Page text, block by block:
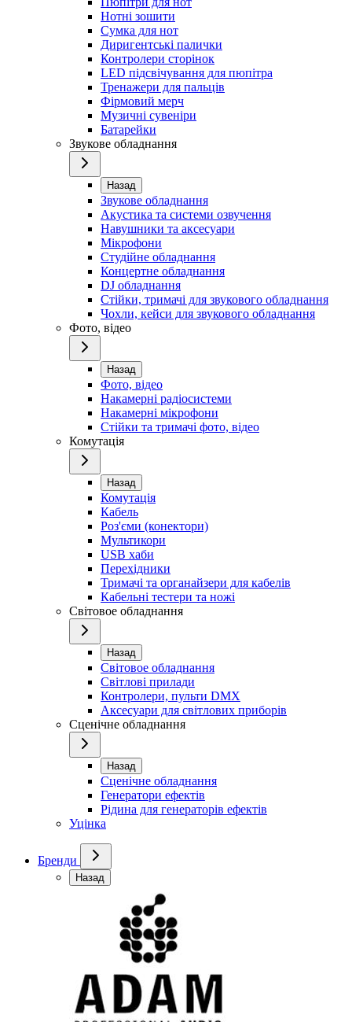
Нотні зошити
Сумка для нот
Диригентські палички
Контролери сторінок
LED підсвічування для пюпітра
Тренажери для пальців
Фірмовий мерч
Музичні сувеніри
Батарейки
Звукове обладнання
Назад
Звукове обладнання
Акустика та системи озвучення
Навушники та аксесуари
Мікрофони
Студійне обладнання
Концертне обладнання
DJ обладнання
Стійки, тримачі для звукового обладнання
Чохли, кейси для звукового обладнання
Фото, відео
Назад
Фото, відео
Накамерні радіосистеми
Накамерні мікрофони
Стійки та тримачі фото, відео
Комутація
Назад
Комутація
Кабель
Роз'єми (конектори)
Мультикори
USB хаби
Перехідники
Тримачі та органайзери для кабелів
Кабельні тестери та ножі
Світовое обладнання
Назад
Світовое обладнання
Світлові прилади
Контролери, пульти DMX
Аксесуари для світлових приборів
Сценічне обладнання
Назад
Сценічне обладнання
Генератори ефектів
Рідина для генераторів ефектів
Уцінка
Бренди
Назад